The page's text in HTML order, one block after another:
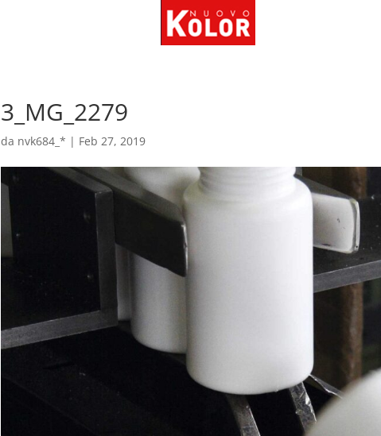
3_MG_2279
da nvk684_* | Feb 27, 2019